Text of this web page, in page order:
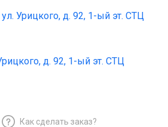
ул. Урицкого, д. 92, 1-ый эт. СТЦ
д. 92, 1-ый эт. СТЦ
Как сделать заказ?